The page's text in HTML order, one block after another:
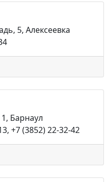
5, Алексеевка
Барнаул
+7 (3852) 22-32-42